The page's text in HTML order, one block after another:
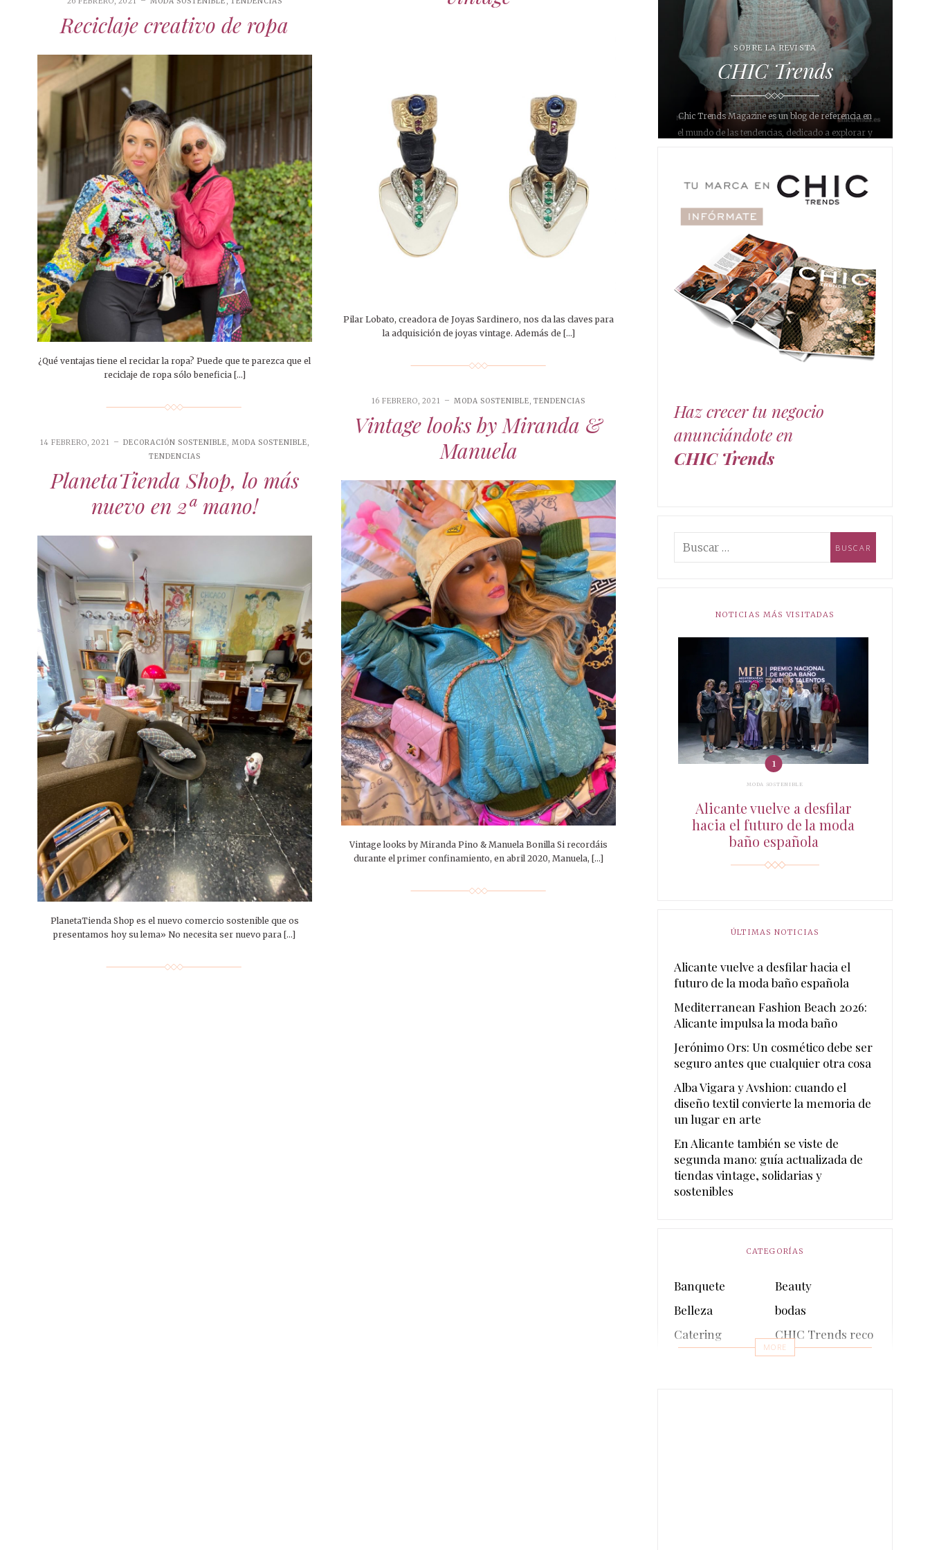
Pilar Lobato, creadora de Joyas Sardinero, nos da las claves para
la adquisición de joyas vintage. Además de […]
Reciclaje creativo de ropa
¿Qué ventajas tiene el reciclar la ropa? Puede que te parezca que el
reciclaje de ropa sólo beneficia […]
16 FEBRERO, 2021 MODA SOSTENIBLE,TENDENCIAS
Vintage looks by Miranda &
Manuela
Vintage looks by Miranda Pino & Manuela Bonilla Si recordáis
durante el primer confinamiento, en abril 2020, Manuela, […]
14 FEBRERO, 2021 DECORACIÓN SOSTENIBLE, MODA SOSTENIBLE,
TENDENCIAS
PlanetaTienda Shop, lo más
nuevo en 2ª mano!
PlanetaTienda Shop es el nuevo comercio sostenible que os
presentamos hoy su lema» No necesita ser nuevo para […]
SOBRE LA REVISTA
CHIC Trends
Chic Trends Magazine es un blog de referencia en
el mundo de las tendencias, dedicado a explorar y
interiorismo, gastronomía, belleza, maquillaje,
fotografía y joyería. Con un enfoque único y
sofisticado, nuestro objetivo es inspirar a nuestros
lectores y proporcionarles información relevante y
actualizada sobre lo que está de moda en
diferentes áreas.
Nuestro blog se ha convertido en un destino para
aquellos que buscan estar al día con lo último en
moda, decoración y estilo de vida. mundo de las
tendencias chic!
Haz crecer tu negocio
anunciándote en
CHIC Trends
NOTICIAS MÁS VISITADAS
MODA SOSTENIBLE
Alicante vuelve a desfilar
hacia el futuro de la moda
baño española
ÚLTIMAS NOTICIAS
Alicante vuelve a desfilar hacia el
futuro de la moda baño española
Mediterranean Fashion Beach 2026:
Alicante impulsa la moda baño
Jerónimo Ors: Un cosmético debe ser
seguro antes que cualquier otra cosa
Alba Vigara y Avshion: cuando el
diseño textil convierte la memoria de
un lugar en arte
En Alicante también se viste de
segunda mano: guía actualizada de
tiendas vintage, solidarias y
sostenibles
CATEGORÍAS
Banquete
Beauty
Belleza
bodas
Catering
CHIC Trends recomienda
Cosmética sostenible
MORE